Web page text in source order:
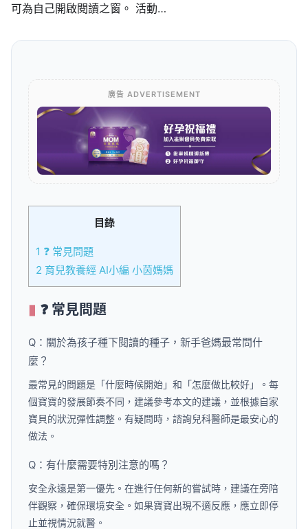
可為自己開啟閱讀之窗。 活動…
廣告 ADVERTISEMENT
目錄
1 ❓ 常見問題
2 育兒教養經 AI小編 小茵媽媽
❓ 常見問題
Q：關於為孩子種下閱讀的種子，新手爸媽最常問什
麼？
最常見的問題是「什麼時候開始」和「怎麼做比較好」。每
個寶寶的發展節奏不同，建議參考本文的建議，並根據自家
寶貝的狀況彈性調整。有疑問時，諮詢兒科醫師是最安心的
做法。
Q：有什麼需要特別注意的嗎？
安全永遠是第一優先。在進行任何新的嘗試時，建議在旁陪
伴觀察，確保環境安全。如果寶寶出現不適反應，應立即停
止並視情況就醫。